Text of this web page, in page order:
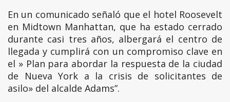
En un comunicado señaló que el hotel Roosevelt
en Midtown Manhattan, que ha estado cerrado
durante casi tres años, albergará el centro de
llegada y cumplirá con un compromiso clave en
el » Plan para abordar la respuesta de la ciudad
de Nueva York a la crisis de solicitantes de
asilo» del alcalde Adams”.